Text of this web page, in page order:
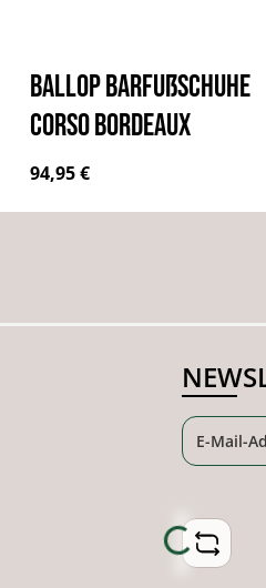
BALLOP Barfußschuhe
Corso bordeaux
Regulärer Preis:
94,95 €
Loading...